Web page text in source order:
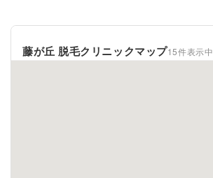
藤が丘 脱毛クリニックマップ15件表示中